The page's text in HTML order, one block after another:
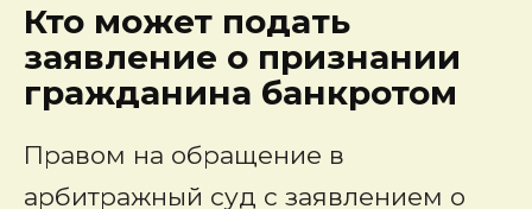
Кто может подать
заявление о признании
гражданина банкротом
Правом на обращение в
арбитражный суд с заявлением о